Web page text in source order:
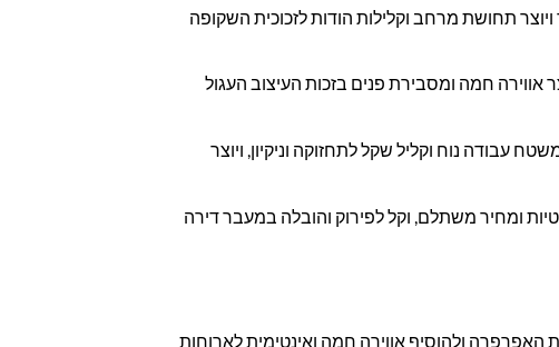
תחושת מרחב וקלילות הודות לזכוכית השקופה
אווירה חמה ומסבירת פנים בזכות העיצוב העגול
עבודה נוח וקליל שקל לתחזוקה וניקיון, ויוצר
ומחיר משתלם, וקל לפירוק והובלה במעבר דירה
ולהוסיף אווירה חמה ואינטימית לארוחות